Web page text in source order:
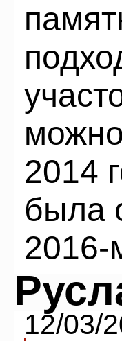
2014
была
2016-
12/03/